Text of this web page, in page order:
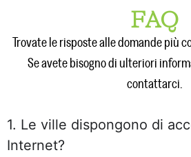
FAQ
Trovate le risposte alle domande più
Se avete bisogno di ulteriori
contattarci.
1. Le ville dispongono di
Internet?